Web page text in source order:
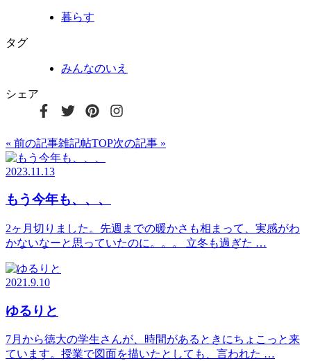
暮らす
タグ
みんなのいえ
シェア
« 前の記事雑記帖TOP次の記事 »
2023.11.13
もう今年も、、、
2ヶ月切りました。先週までの暖かさも相まって、実感がわ
かないなーと思っていたのに。。。 立冬も過ぎた …
2021.9.10
ゆるりと
7月から徳大の学生さんが、時間があるときにちょこっと来
ています。授業で図面を描いたとしても、言われた …